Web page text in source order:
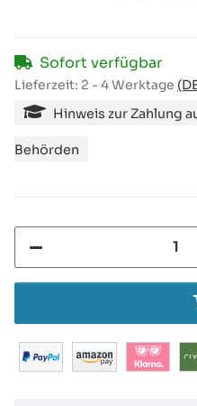
Sofort verfügbar
Lieferzeit: 2 - 4 Werktage
Hinweis zur Zahlung
Behörden